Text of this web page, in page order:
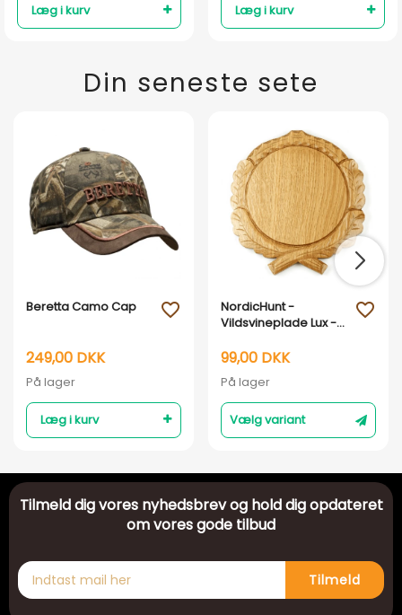
Læg i kurv Læg i kurv
Din seneste sete
Beretta Camo Cap
249,00 DKK
På lager
Læg i kurv
favorite_outline
NordicHunt -
Vildsvineplade Lux -
99,00 DKK
På lager
Vælg variant
favorite_outline
Tilmeld dig vores nyhedsbrev og hold dig opdateret
om vores gode tilbud
Tilmeld